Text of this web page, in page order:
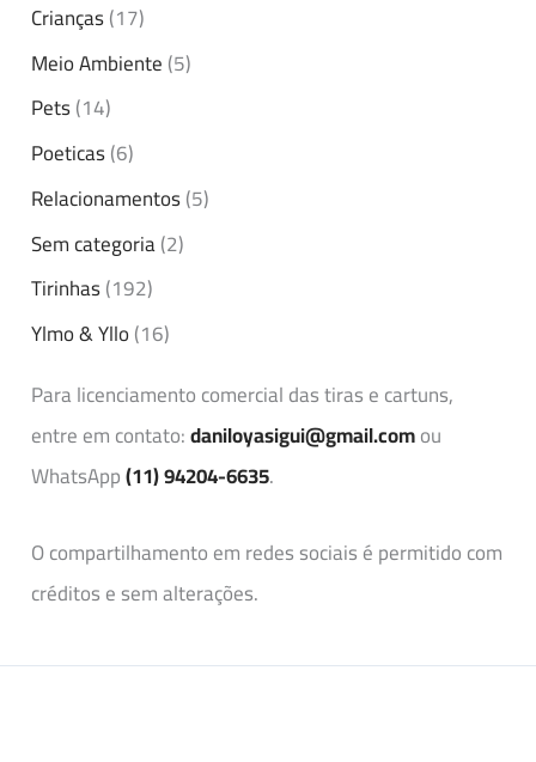
Crianças(17)
Meio Ambiente(5)
Pets(14)
Poeticas(6)
Relacionamentos(5)
Sem categoria(2)
Tirinhas(192)
Ylmo & Yllo(16)
Para licenciamento comercial das tiras e cartuns,
entre em contato:daniloyasigui@gmail.comou
WhatsApp(11) 94204-6635.
O compartilhamento em redes sociais é permitido com
créditos e sem alterações.